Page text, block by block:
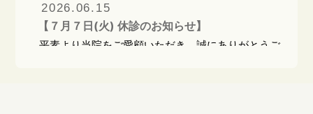
2026.06.15
【７月７日(火) 休診のお知らせ】
平素より当院をご愛顧いただき、誠にありがとうご